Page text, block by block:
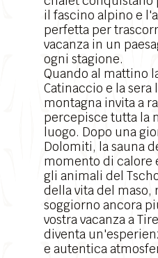
il fascino alpino e
perfetta per
vacanza in un
ogni stagione.
Quando al mattino
Catinaccio e la
montagna invita a
percepisce tutta la
luogo. Dopo una
Dolomiti, la sauna
momento di calore
gli animali del
della vita del maso,
soggiorno ancora
vostra vacanza a
diventa
e autentica